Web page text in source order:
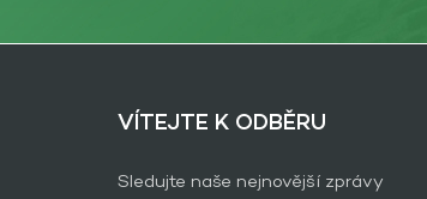
VÍTEJTE K ODBĚRU
Sledujte naše nejnovější zprávy